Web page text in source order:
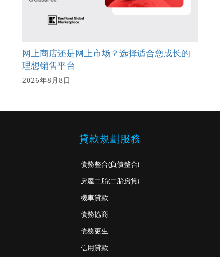
网上商店还是网上市场？选择适合您成长的
理想销售平台
2026年8月8日
貸款規劃服務
債務整合(負債整合)
房屋二胎(二胎房貸)
機車貸款
債務協商
債務更生
信用貸款